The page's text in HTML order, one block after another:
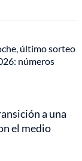
último sorteo
números
a una
el medio